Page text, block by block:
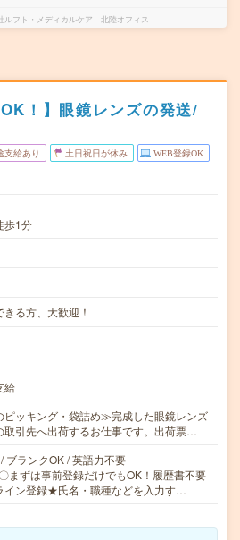
ルフト・メディカルケア 北陸オフィス
！】眼鏡レンズの発送/
支給あり 土日祝日が休み WEB登録OK
歩1分
る方、大歓迎！
給
ッキング・袋詰め≫完成した眼鏡レンズ
取引先へ出荷するお仕事です。出荷票…
ブランクOK / 英語力不要
まずは事前登録だけでもOK！履歴書不要
イン登録★氏名・職種などを入力す…